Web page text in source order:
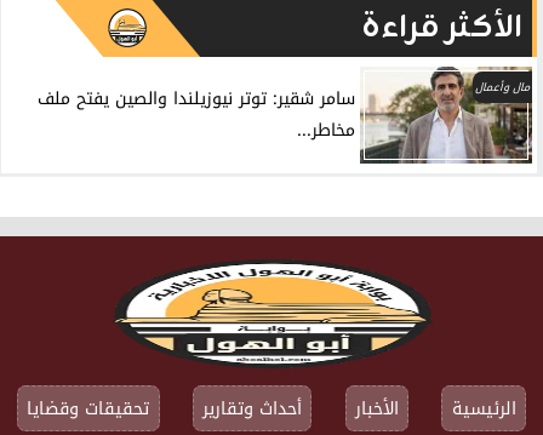
الأكثر قراءة
مال وأعمال
سامر شقير: توتر نيوزيلندا والصين يفتح ملف
مخاطر...
الرئيسية الأخبار أحداث وتقارير تحقيقات وقضايا